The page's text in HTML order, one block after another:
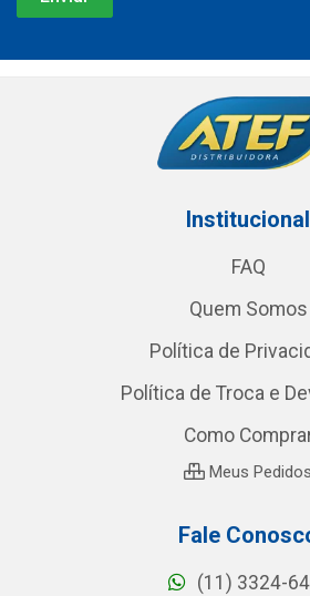
Institucional
FAQ
Quem Somos
Política de
Política de Troca e
Como
Meus Pedidos
Fale
(11) 3324-